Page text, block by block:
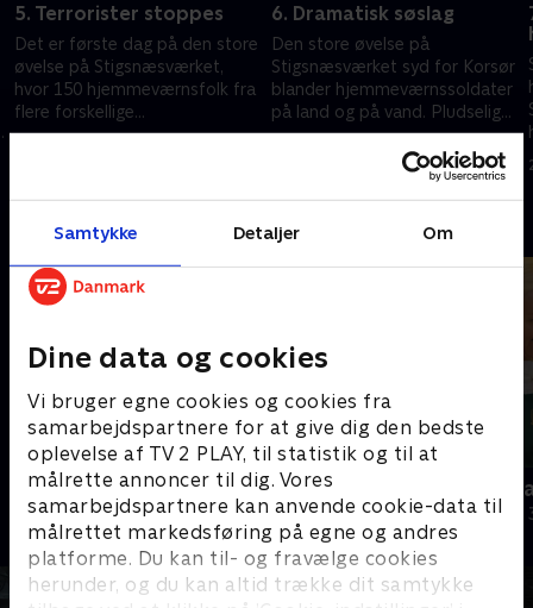
Samtykke Detaljer Om
Dine data og cookies
Vi bruger egne cookies og cookies fra
samarbejdspartnere for at give dig den bedste
oplevelse af TV 2 PLAY, til statistik og til at
målrette annoncer til dig. Vores
samarbejdspartnere kan anvende cookie-data til
målrettet markedsføring på egne og andres
platforme. Du kan til- og fravælge cookies
herunder, og du kan altid trække dit samtykke
5. Terrorister stoppes
Det er første dag på den store
øvelse på Stigsnæsværket,
hvor 150 hjemmeværnsfolk fra
flere forskellige
underafdelinger deltager.
6. Dramatisk søslag
Den store øvelse på
Stigsnæsværket syd for Korsør
blander hjemmeværnssoldater
på land og på vand. Pludselig
angribes flotillen, og alle må
være klar til kamp.
Andre så også
Julelys for millioner
2022 • Livsstil • 46 min
Nytår hos
2018 • Livsstil •